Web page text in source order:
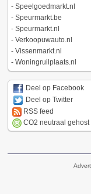
- Speelgoedmarkt.nl
- Speurmarkt.be
- Speurmarkt.nl
- Verkoopuwauto.nl
- Vissenmarkt.nl
- Woningruilplaats.nl
Deel op Facebook
Deel op Twitter
RSS feed
CO2 neutraal gehost